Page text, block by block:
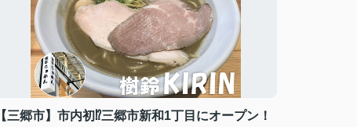
【三郷市】市内初⁉三郷市新和1丁目にオープン！